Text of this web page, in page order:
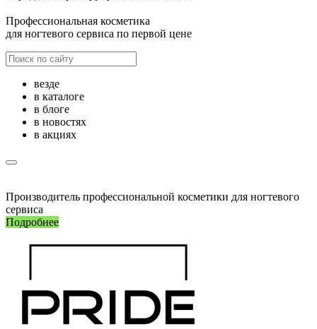
Профессиональная косметика
для ногтевого сервиса по первой цене
везде
в каталоге
в блоге
в новостях
в акциях
Производитель профессиональной косметики для ногтевого
сервиса
Подробнее